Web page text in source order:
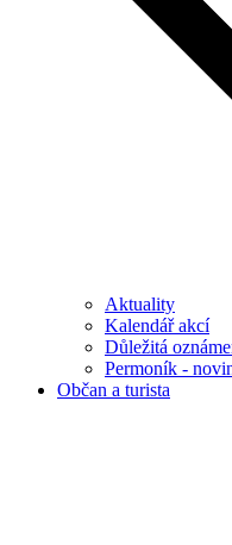
Aktuality
Kalendář akcí
Důležitá
Permoník -
Občan a turista